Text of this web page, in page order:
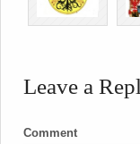
Leave a
Comment